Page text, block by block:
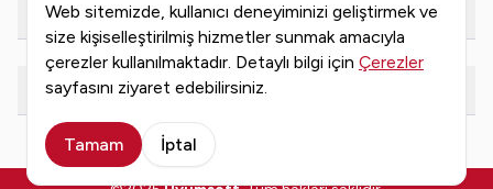
Web sitemizde, kullanıcı deneyiminizi geliştirmek ve
size kişiselleştirilmiş hizmetler sunmak amacıyla
çerezler kullanılmaktadır. Detaylı bilgi için Çerezler
sayfasını ziyaret edebilirsiniz.
Tamam İptal
e-Dönüşüm Hizmetleri
Kaynaklar